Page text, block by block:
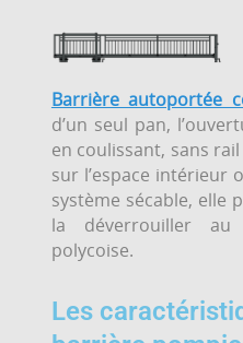
Barrière autoportée
d’un seul pan,
en coulissant, sans
sur l’espace intérieur
système sécable, elle
la déverrouiller
polycoise.
Les